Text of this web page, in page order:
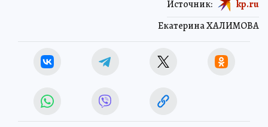
Екатерина ХАЛИМОВА
Источник: kp.ru